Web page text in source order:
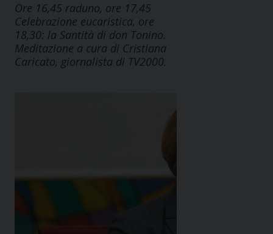
Ore 16,45 raduno, ore 17,45
Celebrazione eucaristica, ore
18,30: la Santità di don Tonino.
Meditazione a cura di Cristiana
Caricato, giornalista di TV2000.